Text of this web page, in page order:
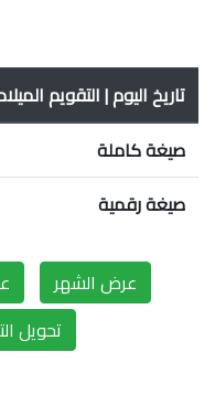
تاريخ اليوم | التقويم
صيغة كاملة
صيغة رقمية
عرض الشهر
تحويل